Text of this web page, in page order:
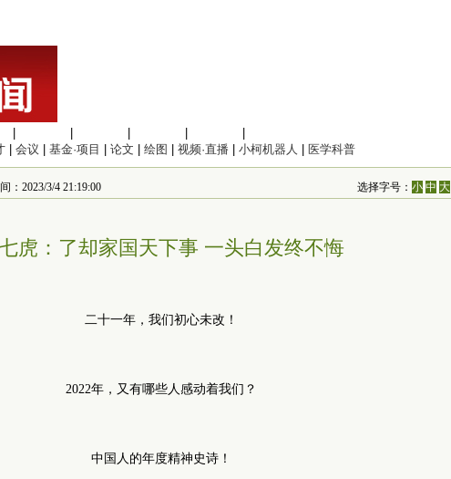
会议 基金·项目 论文 绘图 视频·直播 小柯机器人 医学科普
：2023/3/4 21:19:00 选择字号：小 中 大
虎：了却家国天下事 一头白发终不悔
二十一年，我们初心未改！
2022年，又有哪些人感动着我们？
中国人的年度精神史诗！